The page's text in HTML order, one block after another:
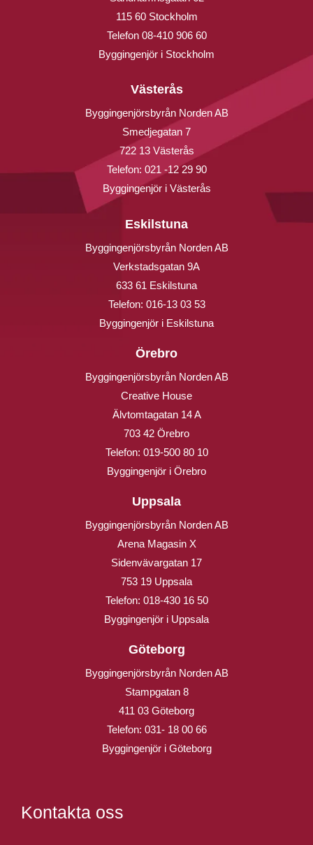
115 60 Stockholm
Telefon 08-410 906 60
Byggingenjör i Stockholm
Västerås
Byggingenjörsbyrån Norden AB
Smedjegatan 7
722 13 Västerås
Telefon: 021 -12 29 90
Byggingenjör i Västerås
Eskilstuna
Byggingenjörsbyrån Norden AB
Verkstadsgatan 9A
633 61 Eskilstuna
Telefon: 016-13 03 53
Byggingenjör i Eskilstuna
Örebro
Byggingenjörsbyrån Norden AB
Creative House
Älvtomtagatan 14 A
703 42 Örebro
Telefon: 019-500 80 10
Byggingenjör i Örebro
Uppsala
Byggingenjörsbyrån Norden AB
Arena Magasin X
Sidenvävargatan 17
753 19 Uppsala
Telefon: 018-430 16 50
Byggingenjör i Uppsala
Göteborg
Byggingenjörsbyrån Norden AB
Stampgatan 8
411 03 Göteborg
Telefon: 031- 18 00 66
Byggingenjör i Göteborg
Kontakta oss